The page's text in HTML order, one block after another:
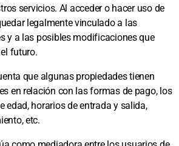
servicios. Al acceder o hacer uso de
legalmente vinculado a las
y a las posibles modificaciones que
futuro.
que algunas propiedades tienen
en relación con las formas de pago, los
edad, horarios de entrada y salida,
etc.